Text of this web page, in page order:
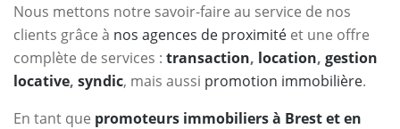
Nous mettons notre savoir-faire au service de nos
clients grâce à nos agences de proximité et une offre
complète de services : transaction, location, gestion
locative, syndic, mais aussi promotion immobilière.
En tant que promoteurs immobiliers à Brest et en